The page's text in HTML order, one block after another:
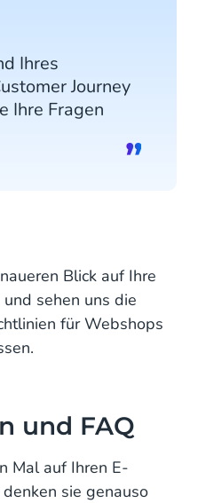
Ihres
Journey
Ihre Fragen
Blick auf Ihre
sehen uns die
für Webshops
und FAQ
Mal auf Ihren E-
sie genauso